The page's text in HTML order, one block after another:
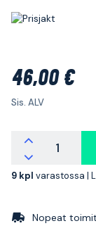
46,00 €
Sis. ALV
9 kpl varastossa |
Nopeat